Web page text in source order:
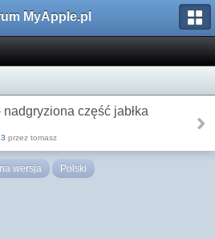
MyApple.pl
część jabłka
przez tomasz
wersja Polski